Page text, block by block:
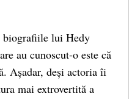
biografiile lui Hedy
au cunoscut-o este că
Așadar, deși actoria îi
mai extrovertită a